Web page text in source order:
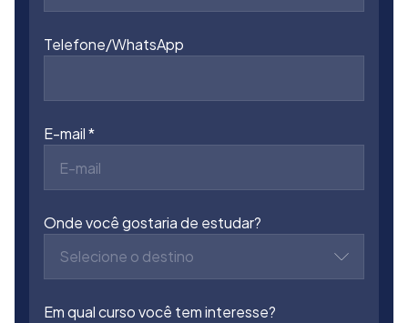
Telefone/WhatsApp
E-mail
Onde você gostaria de estudar?
Selecione o destino
Em qual curso você tem interesse?